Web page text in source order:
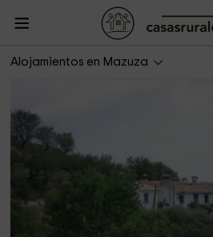
Alojamientos en Mazuza
Casa Tío Pedro Miguel